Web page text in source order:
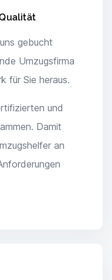
gebucht
Umzugsfirma
für Sie heraus.
und
Damit
an